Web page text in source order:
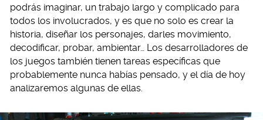
podrás imaginar, un trabajo largo y complicado para
todos los involucrados, y es que no solo es crear la
historia, diseñar los personajes, darles movimiento,
decodificar, probar, ambientar… Los desarrolladores de
los juegos también tienen tareas específicas que
probablemente nunca habías pensado, y el día de hoy
analizaremos algunas de ellas.